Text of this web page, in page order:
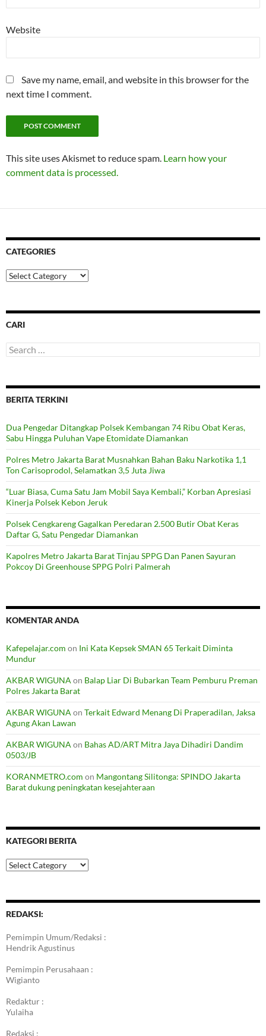
Website
Save my name, email, and website in this browser for the
next time I comment.
This site uses Akismet to reduce spam. Learn how your
comment data is processed.
CATEGORIES
Categories
CARI
Search
for:
BERITA TERKINI
Dua Pengedar Ditangkap Polsek Kembangan 74 Ribu Obat Keras,
Sabu Hingga Puluhan Vape Etomidate Diamankan
Polres Metro Jakarta Barat Musnahkan Bahan Baku Narkotika 1,1
Ton Carisoprodol, Selamatkan 3,5 Juta Jiwa
“Luar Biasa, Cuma Satu Jam Mobil Saya Kembali,” Korban Apresiasi
Kinerja Polsek Kebon Jeruk
Polsek Cengkareng Gagalkan Peredaran 2.500 Butir Obat Keras
Daftar G, Satu Pengedar Diamankan
Kapolres Metro Jakarta Barat Tinjau SPPG Dan Panen Sayuran
Pokcoy Di Greenhouse SPPG Polri Palmerah
KOMENTAR ANDA
Kafepelajar.com on Ini Kata Kepsek SMAN 65 Terkait Diminta
Mundur
AKBAR WIGUNA on Balap Liar Di Bubarkan Team Pemburu Preman
Polres Jakarta Barat
AKBAR WIGUNA on Terkait Edward Menang Di Praperadilan, Jaksa
Agung Akan Lawan
AKBAR WIGUNA on Bahas AD/ART Mitra Jaya Dihadiri Dandim
0503/JB
KORANMETRO.com on Mangontang Silitonga: SPINDO Jakarta
Barat dukung peningkatan kesejahteraan
KATEGORI BERITA
Kategori
Berita
REDAKSI:
Pemimpin Umum/Redaksi :
Hendrik Agustinus
Pemimpin Perusahaan :
Wigianto
Redaktur :
Yulaiha
Redaksi :